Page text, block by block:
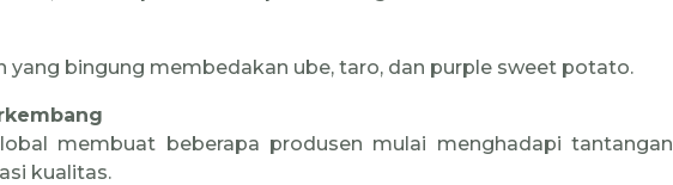
yang bingung membedakan ube, taro, dan purple sweet potato.
membuat beberapa produsen mulai menghadapi tantangan
kualitas.